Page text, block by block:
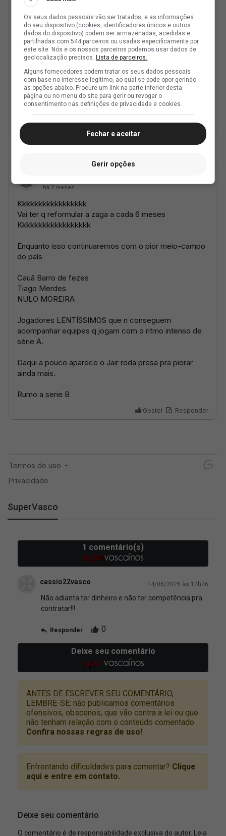
SuperVasco
Os seus dados pessoais vão ser tratados, e as informações
do seu dispositivo (cookies, identificadores únicos e outros
dados do dispositivo) podem ser armazenadas, acedidas e
partilhadas com 544 parceiros ou usadas especificamente por
este site. Nós e os nossos parceiros podemos usar dados de
geolocalização precisos.Lista de parceiros.
Alguns fornecedores podem tratar os seus dados pessoais
com base no interesse legítimo, ao qual se pode opor gerindo
as opções abaixo. Procure um link na parte inferior desta
página ou no menu do site para gerir ou revogar o
consentimento nas definições de privacidade e cookies.
Fechar e aceitar
Gerir opções